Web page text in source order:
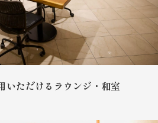
いただけるラウンジ・和室